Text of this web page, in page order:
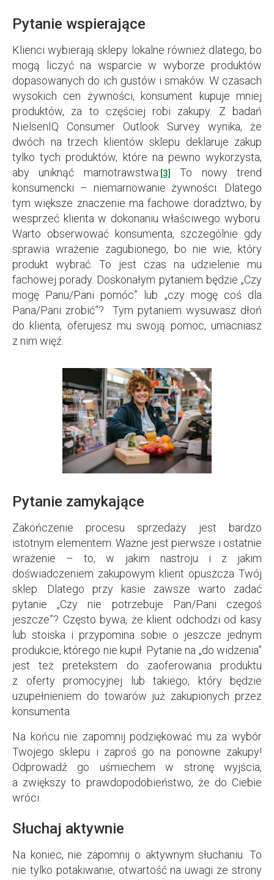
Pytanie wspierające
Klienci wybierają sklepy lokalne również dlatego, bo
mogą liczyć na wsparcie w wyborze produktów
dopasowanych do ich gustów i smaków. W czasach
wysokich cen żywności, konsument kupuje mniej
produktów, za to częściej robi zakupy. Z badań
NielsenIQ Consumer Outlook Survey wynika, że
dwóch na trzech klientów sklepu deklaruje zakup
tylko tych produktów, które na pewno wykorzysta,
aby uniknąć marnotrawstwa. [3]
To nowy trend
konsumencki – niemarnowanie żywności. Dlatego
tym większe znaczenie ma fachowe doradztwo, by
wesprzeć klienta w dokonaniu właściwego wyboru.
Warto obserwować konsumenta, szczególnie gdy
sprawia wrażenie zagubionego, bo nie wie, który
produkt wybrać. To jest czas na udzielenie mu
fachowej porady. Doskonałym pytaniem będzie „Czy
mogę Panu/Pani pomóc” lub „czy mogę coś dla
Pana/Pani zrobić”? Tym pytaniem wysuwasz dłoń
do klienta, oferujesz mu swoją pomoc, umacniasz
z nim więź.
Pytanie zamykające
Zakończenie procesu sprzedaży jest bardzo
istotnym elementem. Ważne jest pierwsze i ostatnie
wrażenie – to, w jakim nastroju i z jakim
doświadczeniem zakupowym klient opuszcza Twój
sklep. Dlatego przy kasie zawsze warto zadać
pytanie „Czy nie potrzebuje Pan/Pani czegoś
jeszcze”? Często bywa, że klient odchodzi od kasy
lub stoiska i przypomina sobie o jeszcze jednym
produkcie, którego nie kupił. Pytanie na „do widzenia”
jest też pretekstem do zaoferowania produktu
z oferty promocyjnej lub takiego, który będzie
uzupełnieniem do towarów już zakupionych przez
konsumenta.
Na końcu nie zapomnij podziękować mu za wybór
Twojego sklepu i zaproś go na ponowne zakupy!
Odprowadź go uśmiechem w stronę wyjścia,
a zwiększy to prawdopodobieństwo, że do Ciebie
wróci.
Słuchaj aktywnie
Na koniec, nie zapomnij o aktywnym słuchaniu. To
nie tylko potakiwanie, otwartość na uwagi ze strony